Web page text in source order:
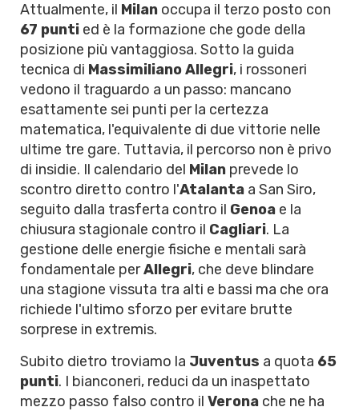
Attualmente, il Milan occupa il terzo posto con
67 punti ed è la formazione che gode della
posizione più vantaggiosa. Sotto la guida
tecnica di Massimiliano Allegri, i rossoneri
vedono il traguardo a un passo: mancano
esattamente sei punti per la certezza
matematica, l'equivalente di due vittorie nelle
ultime tre gare. Tuttavia, il percorso non è privo
di insidie. Il calendario del Milan prevede lo
scontro diretto contro l'Atalanta a San Siro,
seguito dalla trasferta contro il Genoa e la
chiusura stagionale contro il Cagliari. La
gestione delle energie fisiche e mentali sarà
fondamentale perAllegri, che deve blindare
una stagione vissuta tra alti e bassi ma che ora
richiede l'ultimo sforzo per evitare brutte
sorprese in extremis.
Subito dietro troviamo la Juventus a quota 65
punti. I bianconeri, reduci da un inaspettato
mezzo passo falso contro il Verona che ne ha